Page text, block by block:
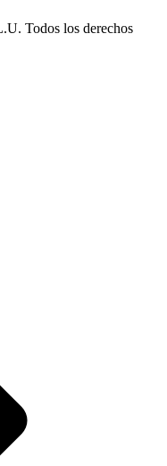
Todos los derechos